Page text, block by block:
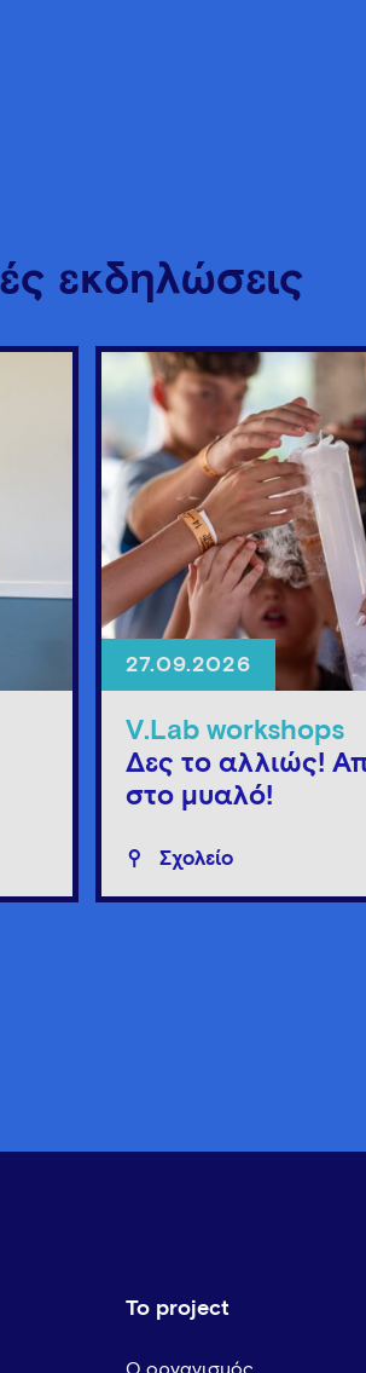
εκδηλώσεις
27.09.2026
V.Lab workshops
Δες το αλλιώς!
στο μυαλό!
Σχολείο
Το project